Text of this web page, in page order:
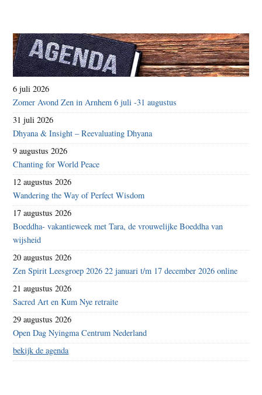
6 juli 2026
Zomer Avond Zen in Arnhem 6 juli -31 augustus
31 juli 2026
Dhyana & Insight – Reevaluating Dhyana
9 augustus 2026
Chanting for World Peace
12 augustus 2026
Wandering the Way of Perfect Wisdom
17 augustus 2026
Boeddha- vakantieweek met Tara, de vrouwelijke Boeddha van
wijsheid
20 augustus 2026
Zen Spirit Leesgroep 2026 22 januari t/m 17 december 2026 online
21 augustus 2026
Sacred Art en Kum Nye retraite
29 augustus 2026
Open Dag Nyingma Centrum Nederland
bekijk de agenda